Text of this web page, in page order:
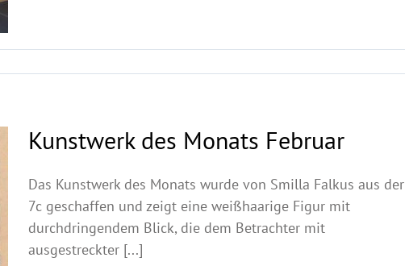
Kunstwerk des Monats Februar
Das Kunstwerk des Monats wurde von Smilla Falkus aus der
7c geschaffen und zeigt eine weißhaarige Figur mit
durchdringendem Blick, die dem Betrachter mit
ausgestreckter [...]